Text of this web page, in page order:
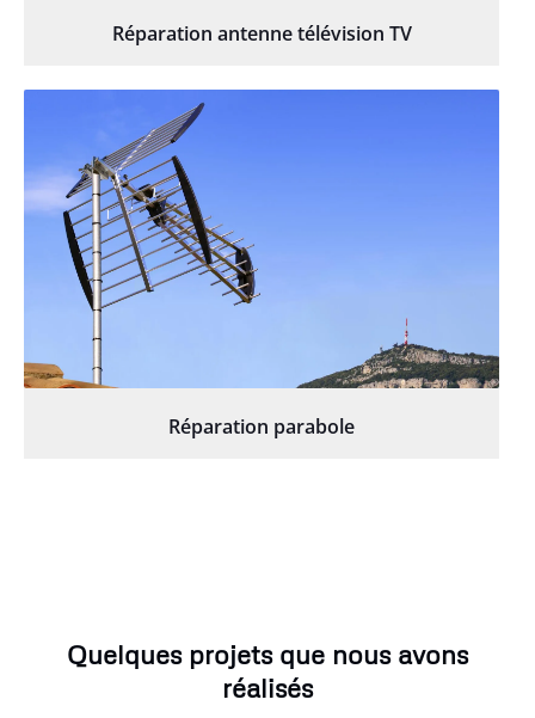
Réparation antenne télévision TV
Réparation parabole
Quelques projets que nous avons
réalisés